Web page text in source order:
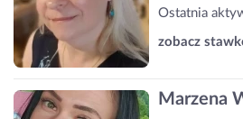
Ostatnia
zobacz
Marzena